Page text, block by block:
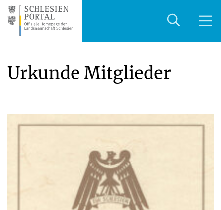
Urkunde Mitglieder